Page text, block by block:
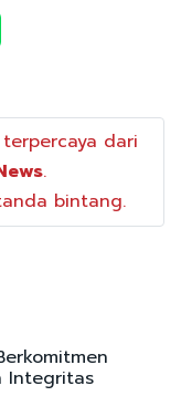
dari
.
bintang.
Integritas